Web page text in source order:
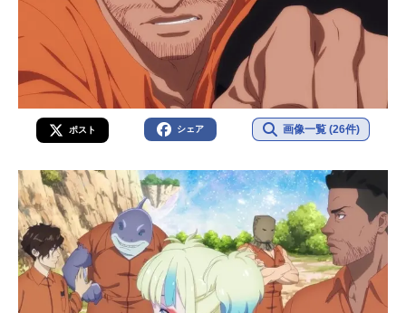
ポスト シェア 画像一覧 (26件)